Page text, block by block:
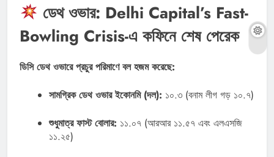
ডেথ ওভার: Delhi Capital’s Fast-
Bowling Crisis-এ কফিনে শেষ পেরেক
ডিসি ডেথ ওভারে প্রচুর পরিমাণে বল হজম করেছে:
সামগ্রিক ডেথ ওভার ইকোনমি (দল): ১০.৩ (বনাম লীগ গড় ১০.৭)
শুধুমাত্র ফাস্ট বোলার: ১১.০৭ (আরআর ১১.৫৭ এবং এলএসজি
১১.২৫)